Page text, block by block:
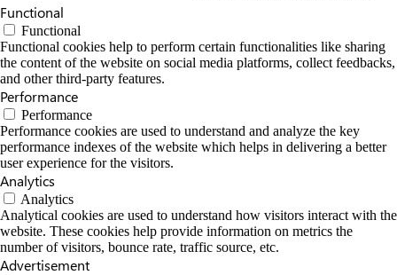
Functional
Functional
Functional cookies help to perform certain functionalities like sharing
the content of the website on social media platforms, collect feedbacks,
and other third-party features.
Performance
Performance
Performance cookies are used to understand and analyze the key
performance indexes of the website which helps in delivering a better
user experience for the visitors.
Analytics
Analytics
Analytical cookies are used to understand how visitors interact with the
website. These cookies help provide information on metrics the
number of visitors, bounce rate, traffic source, etc.
Advertisement